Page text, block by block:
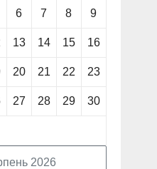
2026
6 7 8 9
13 14 15 16
20 21 22 23
27 28 29 30